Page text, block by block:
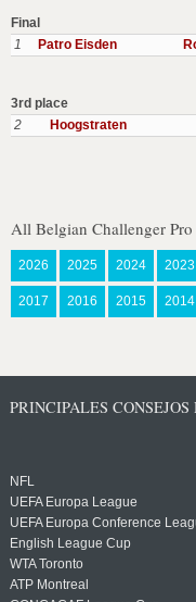
Final
1
Patro Eisden
3rd place
2
Hoogstraten
All Belgian Challenger Pro
2026 2025 2024 2023
2017 2016 2015 2014
PRINCIPALES CONSEJOS
NFL
UEFA Europa League
UEFA Europa Conference
English League Cup
WTA Toronto
ATP Montreal